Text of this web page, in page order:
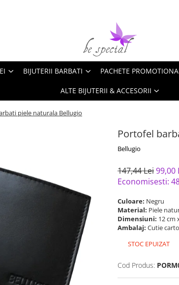
BIJUTERII BARBATI PACHETE
ALTE BIJUTERII & ACCESORII
piele naturala Bellugio
Portofel
Bellugio
147,44 Lei99,00
Economisesti:
Culoare: Negru
Material: Piele
Dimensiuni: 12 cm
Ambalaj: Cutie
STOC EPUIZAT
Cod Produs: